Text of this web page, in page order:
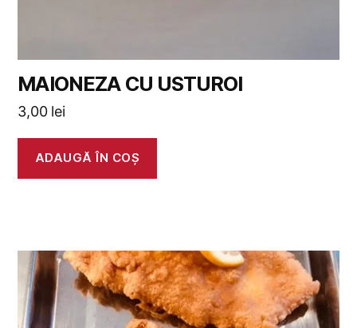
MAIONEZA CU USTUROI
3,00 lei
ADAUGĂ ÎN COȘ